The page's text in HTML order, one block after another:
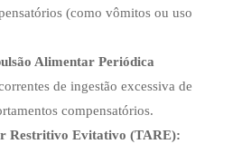
(como vômitos ou uso
Alimentar Periódica
de ingestão excessiva de
compensatórios.
Restritivo Evitativo (TARE):